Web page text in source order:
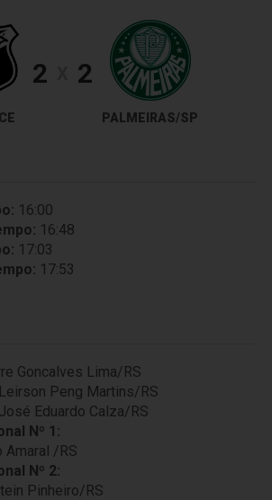
2 2
PALMEIRAS/SP
16:00
16:48
17:03
17:53
Goncalves Lima/RS
Leirson Peng Martins/RS
José Eduardo Calza/RS
Nº 1:
Amaral /RS
Nº 2:
Pinheiro/RS